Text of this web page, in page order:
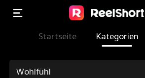
Startseite Kategorien
Wohlfühl